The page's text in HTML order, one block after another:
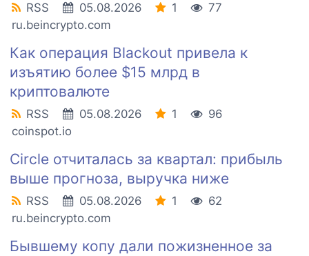
RSS 05.08.2026 1
77
ru.beincrypto.com
Как операция Blackout привела к
изъятию более $15 млрд в
криптовалюте
RSS 05.08.2026 1
96
coinspot.io
Circle отчиталась за квартал: прибыль
выше прогноза, выручка ниже
RSS 05.08.2026 1
62
ru.beincrypto.com
Бывшему копу дали пожизненное за